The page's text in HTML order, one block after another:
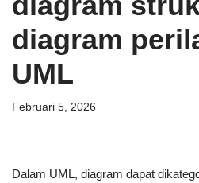
diagram
UML
Februari 5, 2026
Dalam UML, diagram dapat